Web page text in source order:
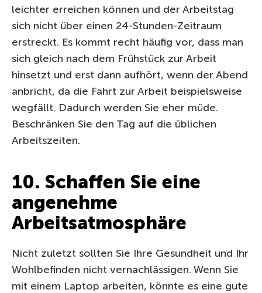
leichter erreichen können und der Arbeitstag
sich nicht über einen 24-Stunden-Zeitraum
erstreckt. Es kommt recht häufig vor, dass man
sich gleich nach dem Frühstück zur Arbeit
hinsetzt und erst dann aufhört, wenn der Abend
anbricht, da die Fahrt zur Arbeit beispielsweise
wegfällt. Dadurch werden Sie eher müde.
Beschränken Sie den Tag auf die üblichen
Arbeitszeiten.
10. Schaffen Sie eine
angenehme
Arbeitsatmosphäre
Nicht zuletzt sollten Sie Ihre Gesundheit und Ihr
Wohlbefinden nicht vernachlässigen. Wenn Sie
mit einem Laptop arbeiten, könnte es eine gute